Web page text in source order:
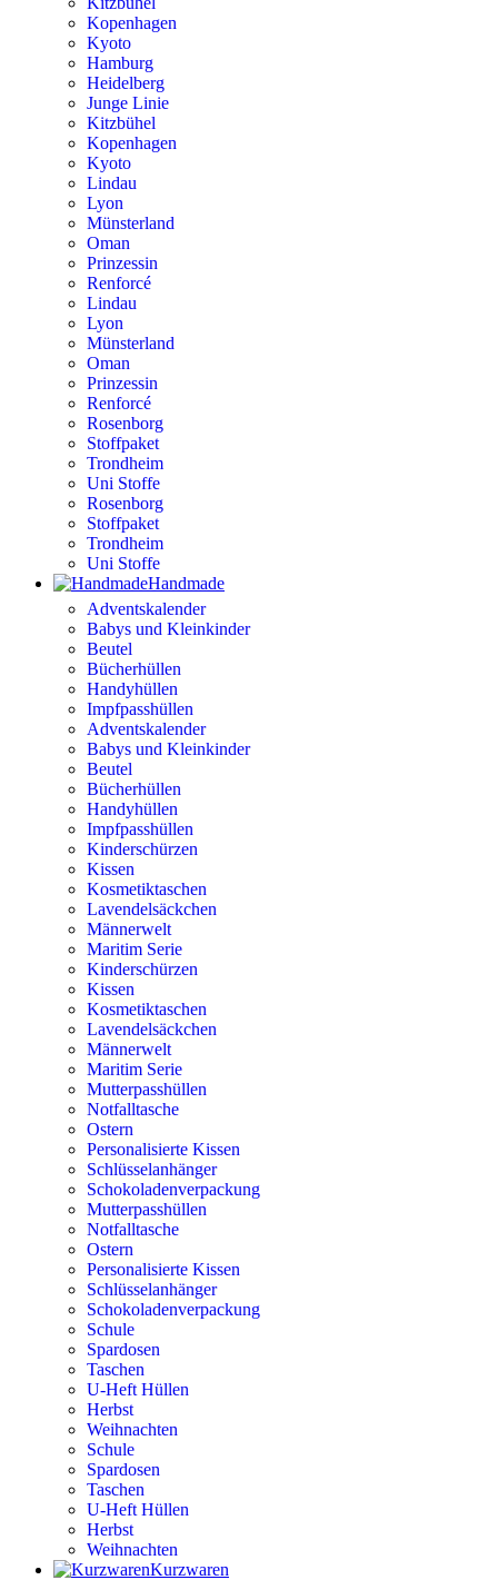
Kopenhagen
Kyoto
Hamburg
Heidelberg
Junge Linie
Kitzbühel
Kopenhagen
Kyoto
Lindau
Lyon
Münsterland
Oman
Prinzessin
Renforcé
Lindau
Lyon
Münsterland
Oman
Prinzessin
Renforcé
Rosenborg
Stoffpaket
Trondheim
Uni Stoffe
Rosenborg
Stoffpaket
Trondheim
Uni Stoffe
Handmade
Adventskalender
Babys und Kleinkinder
Beutel
Bücherhüllen
Handyhüllen
Impfpasshüllen
Adventskalender
Babys und Kleinkinder
Beutel
Bücherhüllen
Handyhüllen
Impfpasshüllen
Kinderschürzen
Kissen
Kosmetiktaschen
Lavendelsäckchen
Männerwelt
Maritim Serie
Kinderschürzen
Kissen
Kosmetiktaschen
Lavendelsäckchen
Männerwelt
Maritim Serie
Mutterpasshüllen
Notfalltasche
Ostern
Personalisierte Kissen
Schlüsselanhänger
Schokoladenverpackung
Mutterpasshüllen
Notfalltasche
Ostern
Personalisierte Kissen
Schlüsselanhänger
Schokoladenverpackung
Schule
Spardosen
Taschen
U-Heft Hüllen
Herbst
Weihnachten
Schule
Spardosen
Taschen
U-Heft Hüllen
Herbst
Weihnachten
Kurzwaren